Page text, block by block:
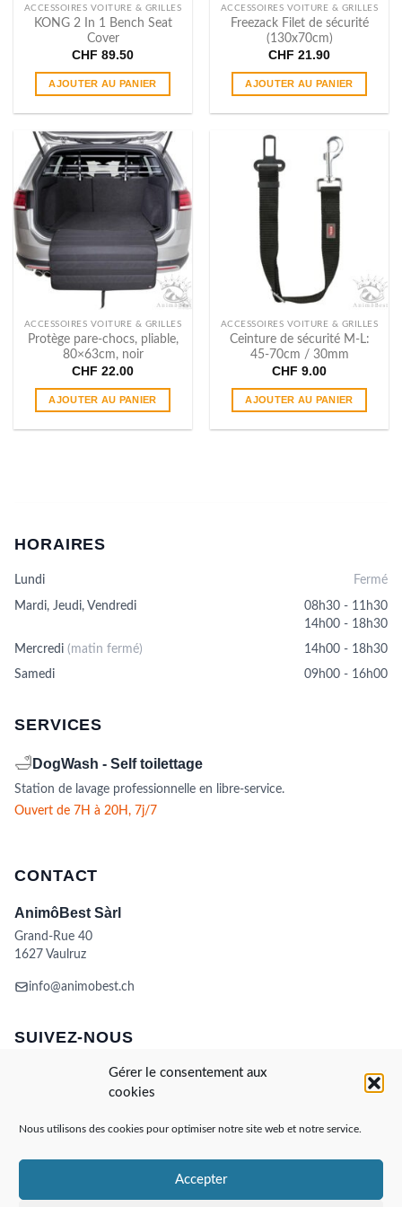
Gérer le consentement aux
cookies
Nous utilisons des cookies pour optimiser notre site web et notre service.
Accepter
page
du
produit
ACCESSOIRES VOITURE & GRILLES
KONG 2 In 1 Bench Seat
Cover
CHF 89.50
AJOUTER AU PANIER
ACCESSOIRES VOITURE & GRILLES
Freezack Filet de sécurité
(130x70cm)
CHF 21.90
AJOUTER AU PANIER
ACCESSOIRES VOITURE & GRILLES
Protège pare-chocs, pliable,
80×63cm, noir
CHF 22.00
AJOUTER AU PANIER
ACCESSOIRES VOITURE & GRILLES
Ceinture de sécurité M-L:
45-70cm / 30mm
CHF 9.00
AJOUTER AU PANIER
HORAIRES
Lundi Fermé
Mardi, Jeudi, Vendredi
08h30 - 11h30
14h00 - 18h30
Mercredi (matin fermé)
14h00 - 18h30
Samedi
09h00 - 16h00
SERVICES
🛁 DogWash - Self toilettage
Station de lavage professionnelle en libre-service.
Ouvert de 7H à 20H, 7j/7
CONTACT
AnimôBest Sàrl
Grand-Rue 40
1627 Vaulruz
info@animobest.ch
SUIVEZ-NOUS